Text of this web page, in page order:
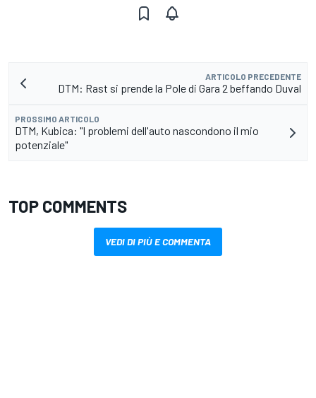
ARTICOLO PRECEDENTE
DTM: Rast si prende la Pole di Gara 2 beffando Duval
PROSSIMO ARTICOLO
DTM, Kubica: "I problemi dell'auto nascondono il mio
potenziale"
TOP COMMENTS
VEDI DI PIÙ E COMMENTA